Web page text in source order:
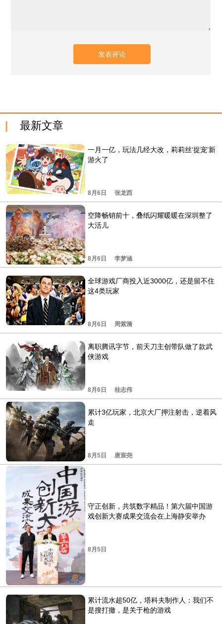
最新文章
一月一亿，玩法几经大改，莉莉丝‘捉宠’新
游火了
8月6日 张龙西
空降畅销前十，叠纸闪耀暖暖在深圳整了
大活儿
8月6日 李梦涵
全球游戏厂商投入近3000亿，还是留不住
这4类玩家
8月6日 周紫漪
离职腾讯字节，前天刀主创带队做了款武
侠游戏
8月6日 桂志伟
累计3亿玩家，北京大厂押注射击，逆着风
走
8月5日 唐宸尧
守正创新，共筑数字精品！第六届中国游
戏创新大赛成果交流会在上海静安举办
8月5日
累计流水超50亿，塔科夫制作人：我们不
是搜打撤，是关于枪的游戏